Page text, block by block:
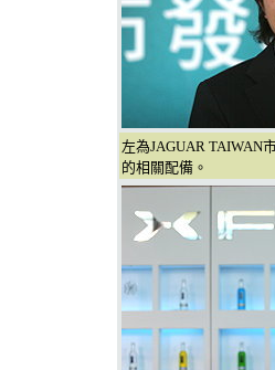
左為JAGUAR TAIWAN
的相關配備。